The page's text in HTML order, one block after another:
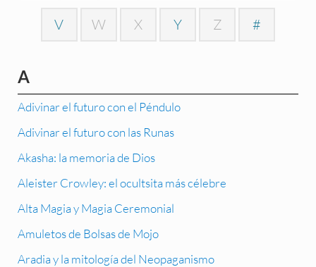
V W X Y Z #
A
Adivinar el futuro con el Péndulo
Adivinar el futuro con las Runas
Akasha: la memoria de Dios
Aleister Crowley: el ocultsita más célebre
Alta Magia y Magia Ceremonial
Amuletos de Bolsas de Mojo
Aradia y la mitología del Neopaganismo